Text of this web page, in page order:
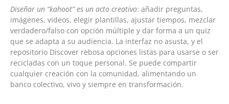
Diseñar un “kahoot” es un acto creativo: añadir preguntas,
imágenes, videos, elegir plantillas, ajustar tiempos, mezclar
verdadero/falso con opción múltiple y dar forma a un quiz
que se adapta a su audiencia. La interfaz no asusta, y el
repositorio Discover rebosa opciones listas para usarse o ser
recicladas con un toque personal. Se puede compartir
cualquier creación con la comunidad, alimentando un
banco colectivo, vivo y siempre en transformación.